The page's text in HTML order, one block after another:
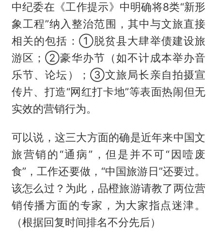
中纪委在《工作提示》中明确将8类“新形
象工程”纳入整治范围，其中与文旅直接
相关的包括：①脱贫县大肆举债建设旅
游区；②豪华办节（如不计成本举办音
乐节、论坛）；③文旅局长亲自拍摄宣
传片、打造“网红打卡地”等表面热闹但无
实效的营销行为。
可以说，这三大方面的确是近年来中国文
旅营销的“通病”，但是并不可“因噎废
食”，工作还要做，“中国旅游日”还要过。
该怎么过？为此，品橙旅游请教了两位营
销传播方面的专家，为大家指点迷津。
（根据回复时间排名不分先后）